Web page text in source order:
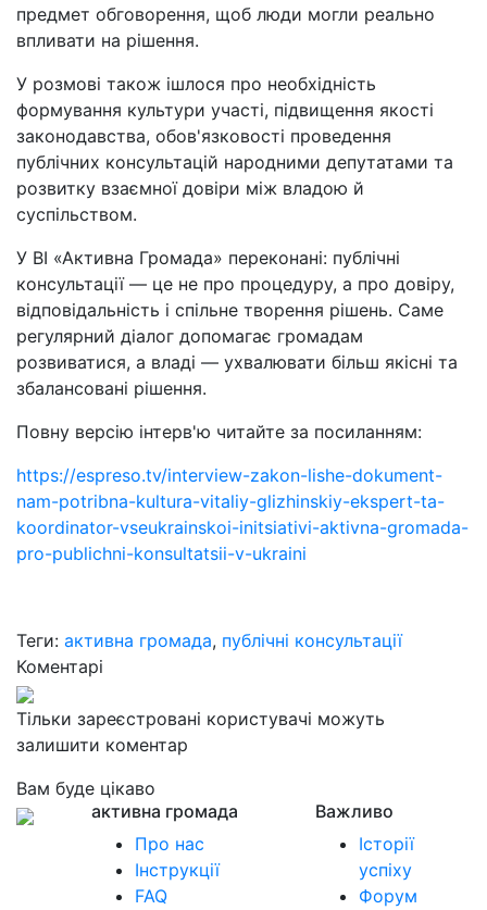
предмет обговорення, щоб люди могли реально
впливати на рішення.
У розмові також ішлося про необхідність
формування культури участі, підвищення якості
законодавства, обов'язковості проведення
публічних консультацій народними депутатами та
розвитку взаємної довіри між владою й
суспільством.
У ВІ «Активна Громада» переконані: публічні
консультації — це не про процедуру, а про довіру,
відповідальність і спільне творення рішень. Саме
регулярний діалог допомагає громадам
розвиватися, а владі — ухвалювати більш якісні та
збалансовані рішення.
Повну версію інтерв'ю читайте за посиланням:
https://espreso.tv/interview-zakon-lishe-dokument-
nam-potribna-kultura-vitaliy-glizhinskiy-ekspert-ta-
koordinator-vseukrainskoi-initsiativi-aktivna-gromada-
pro-publichni-konsultatsii-v-ukraini
Теги: активна громада, публічні консультації
Коментарі
Тільки зареєстровані користувачі можуть
залишити коментар
Вам буде цікаво
активна громада
Про нас
Інструкції
FAQ
Важливо
Історії
успіху
Форум